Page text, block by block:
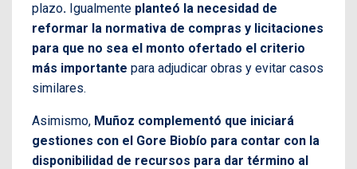
plazo. Igualmente planteó la necesidad de
reformar la normativa de compras y licitaciones
para que no sea el monto ofertado el criterio
más importante para adjudicar obras y evitar casos
similares.
Asimismo, Muñoz complementó que iniciará
gestiones con el Gore Biobío para contar con la
disponibilidad de recursos para dar término al